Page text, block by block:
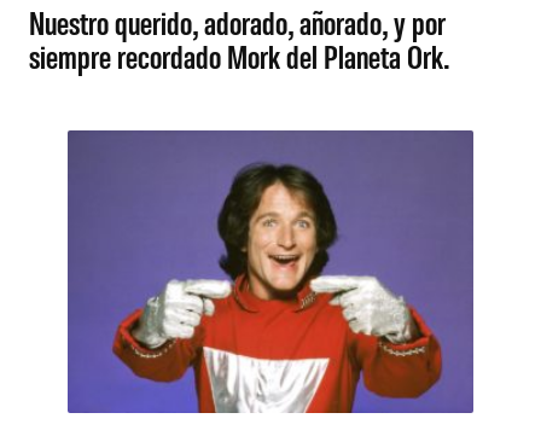
Nuestro querido, adorado, añorado, y por
siempre recordado Mork del Planeta Ork.